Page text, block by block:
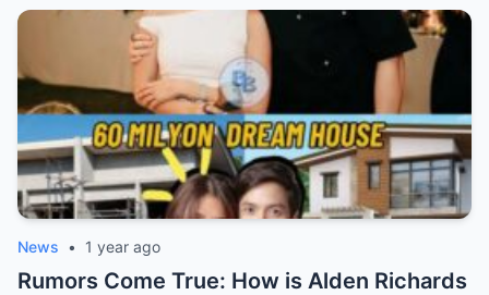
Behind by the Queen of All Media?
News • 1 year ago
Rumors Come True: How is Alden Richards